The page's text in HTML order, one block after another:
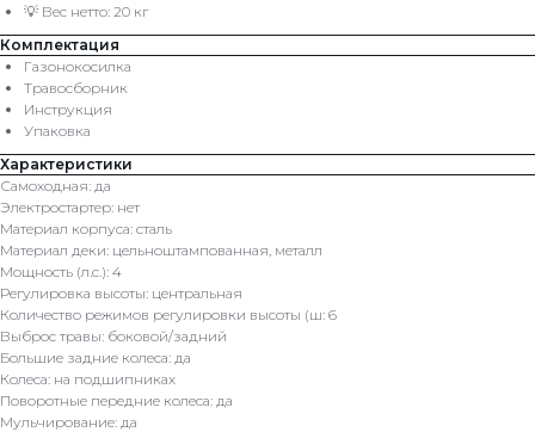
💡 Вес нетто: 20 кг
Комплектация
Газонокосилка
Травосборник
Инструкция
Упаковка
Характеристики
Самоходная: да
Электростартер: нет
Материал корпуса: сталь
Материал деки: цельноштампованная, металл
Мощность (л.с.): 4
Регулировка высоты: центральная
Количество режимов регулировки высоты (ш: 6
Выброс травы: боковой/задний
Большие задние колеса: да
Колеса: на подшипниках
Поворотные передние колеса: да
Мульчирование: да